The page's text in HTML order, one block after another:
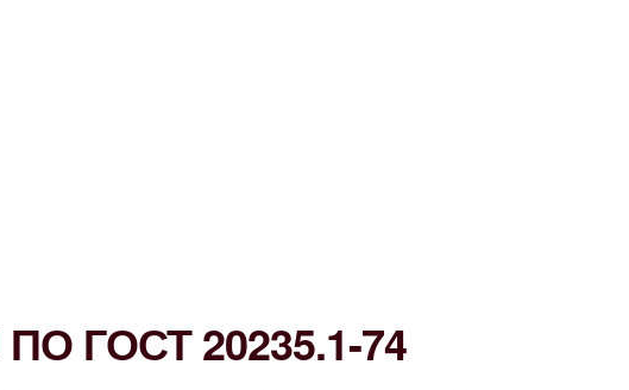
ГОСТ 20235.1-74